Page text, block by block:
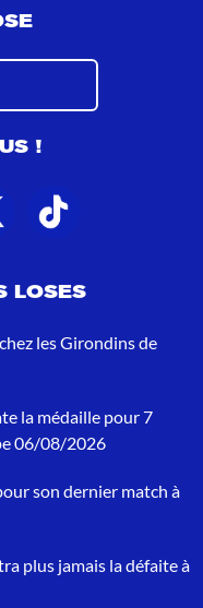
!
LOSES
les Girondins de
la médaille pour 7
06/08/2026
son dernier match à
plus jamais la défaite à